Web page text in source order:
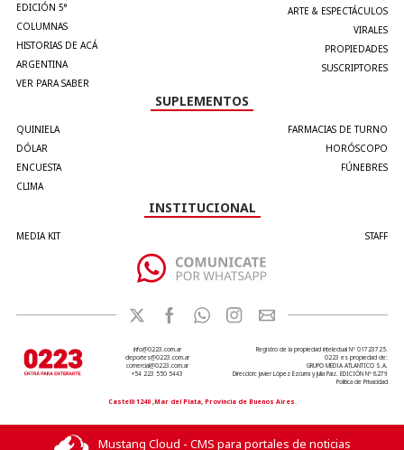
EDICIÓN 5°
COLUMNAS
HISTORIAS DE ACÁ
ARGENTINA
VER PARA SABER
ARTE & ESPECTÁCULOS
VIRALES
PROPIEDADES
SUSCRIPTORES
SUPLEMENTOS
QUINIELA
DÓLAR
ENCUESTA
CLIMA
FARMACIAS DE TURNO
HORÓSCOPO
FÚNEBRES
INSTITUCIONAL
MEDIA KIT STAFF
info@0223.com.ar
deportes@0223.com.ar
comercial@0223.com.ar
+54 223 550 5443
Registro de la propiedad intelectual Nº 01723725.
0223 es propiedad de:
GRUPO MEDIA ATLANTICO S.A.
Dirección: Javier López Ezcurra y Julia Paiz. EDICIÓN Nº 8279
Política de Privacidad
Castelli 1240 ,Mar del Plata, Provincia de Buenos Aires.
Mustang Cloud - CMS para portales de noticias